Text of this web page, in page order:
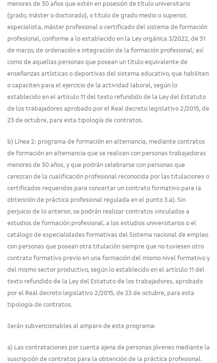
menores de 30 años que estén en posesión de título universitario
(grado, máster o doctorado), o título de grado medio o superior,
especialista, máster profesional o certificado del sistema de formación
profesional, conforme a lo establecido en la Ley orgánica 3/2022, de 31
de marzo, de ordenación e integración de la formación profesional; así
como de aquellas personas que posean un título equivalente de
enseñanzas artísticas o deportivas del sistema educativo, que habiliten
o capaciten para el ejercicio de la actividad laboral, según lo
establecido en el artículo 11 del texto refundido de la Ley del Estatuto
de los trabajadores aprobado por el Real decreto legislativo 2/2015, de
23 de octubre, para esta tipología de contratos.
b) Línea 2: programa de formación en alternancia, mediante contratos
de formación en alternancia que se realicen con personas trabajadoras
menores de 30 años, y que podrán celebrarse con personas que
carezcan de la cualificación profesional reconocida por las titulaciones o
certificados requeridos para concertar un contrato formativo para la
obtención de práctica profesional regulada en el punto 3.a). Sin
perjuicio de lo anterior, se podrán realizar contratos vinculados a
estudios de formación profesional, a los estudios universitarios o el
catálogo de especialidades formativas del Sistema nacional de empleo
con personas que posean otra titulación siempre que no tuviesen otro
contrato formativo previo en una formación del mismo nivel formativo y
del mismo sector productivo, según lo establecido en el artículo 11 del
texto refundido de la Ley del Estatuto de los trabajadores, aprobado
por el Real decreto legislativo 2/2015, de 23 de octubre, para esta
tipología de contratos.
Serán subvencionables al amparo de este programa:
a) Las contrataciones por cuenta ajena de personas jóvenes mediante la
suscripción de contratos para la obtención de la práctica profesional.